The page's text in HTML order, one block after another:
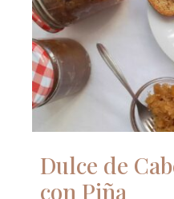
Dulce de
con Piña